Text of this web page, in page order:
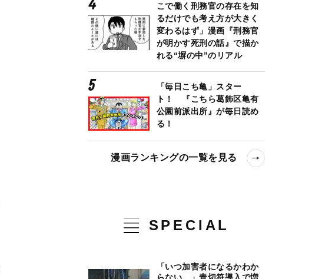
こで働く刑務官の存在を知
るだけでも考え方が大きく
変わるはず」漫画『刑務官
が明かす死刑の話』で描か
れる“塀の中”のリアル
「毎日こち亀」スター
ト！ 『こちら葛飾区亀有
公園前派出所』が毎日読め
る！
漫画ランキングの一覧を見る
SPECIAL
「いつ加害者になるかわか
らない…」青切符導入で増